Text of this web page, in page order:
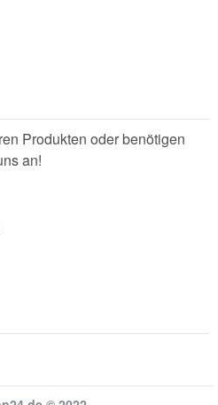
Produkten oder benötigen
an!